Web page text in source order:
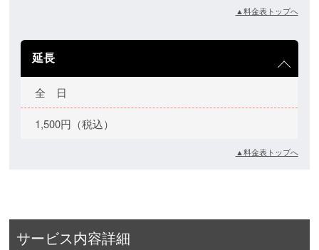
▲料金表トップへ
延長
全 日
1,500円（税込）
▲料金表トップへ
サービス内容詳細